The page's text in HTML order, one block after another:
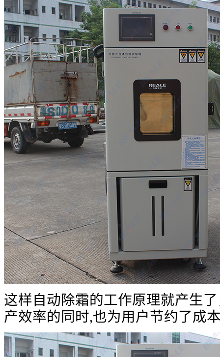
这样自动除霜的工作原理就产生
产效率的同时,也为用户节约了成